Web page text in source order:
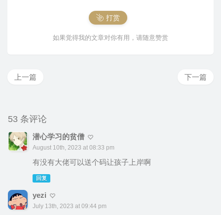
打赏
如果觉得我的文章对你有用，请随意赞赏
下一篇
上一篇
53 条评论
潜心学习的贫僧
August 10th, 2023 at 08:33 pm
有没有大佬可以送个码让孩子上岸啊
回复
yezi
July 13th, 2023 at 09:44 pm